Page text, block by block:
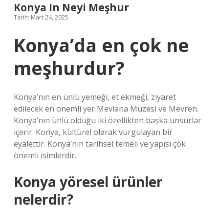
Konya In Neyi Meşhur
Tarih: Mart 24, 2025
Konya’da en çok ne
meşhurdur?
Konya’nın en ünlü yemeği, et ekmeği, ziyaret
edilecek en önemli yer Mevlana Müzesi ve Mevren.
Konya’nın ünlü olduğu iki özellikten başka unsurlar
içerir. Konya, kültürel olarak vurgulayan bir
eyalettir. Konya’nın tarihsel temeli ve yapısı çok
önemli isimlerdir.
Konya yöresel ürünler
nelerdir?